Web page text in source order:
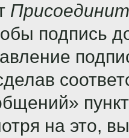
подпись
на это,